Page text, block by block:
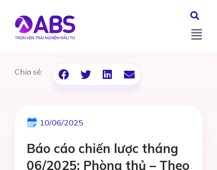
Chia sẻ:
10/06/2025
Báo cáo chiến lược tháng
06/2025: Phòng thủ – Theo